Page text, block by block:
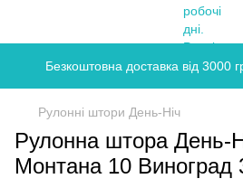
Безкоштовна доставка від 3000
Рулонні штори День-Ніч
Рулонна штора День-
Монтана 10 Виноград